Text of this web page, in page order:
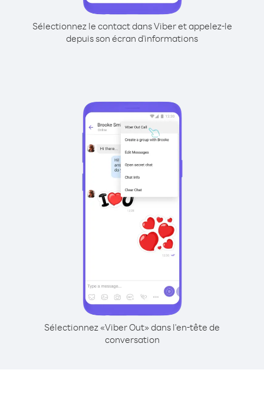
Sélectionnez le contact dans Viber et appelez-le
depuis son écran d'informations
Sélectionnez «Viber Out» dans l'en-tête de
conversation